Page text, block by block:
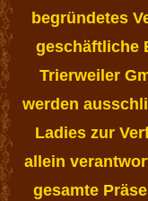
begründetes
geschäftliche
Trierweiler
werden
Ladies zur
allein
gesamte